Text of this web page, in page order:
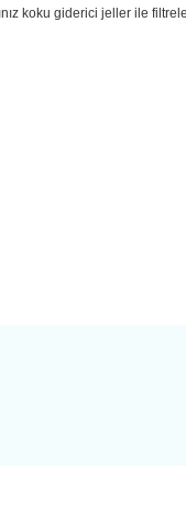
koku giderici jeller ile